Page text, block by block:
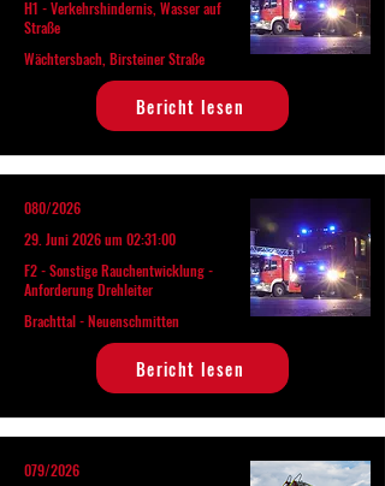
H1 - Verkehrshindernis, Wasser auf
Straße
Wächtersbach, Birsteiner Straße
Bericht lesen
080/2026
29. Juni 2026 um 02:31:00
F2 - Sonstige Rauchentwicklung -
Anforderung Drehleiter
Brachttal - Neuenschmitten
Bericht lesen
079/2026